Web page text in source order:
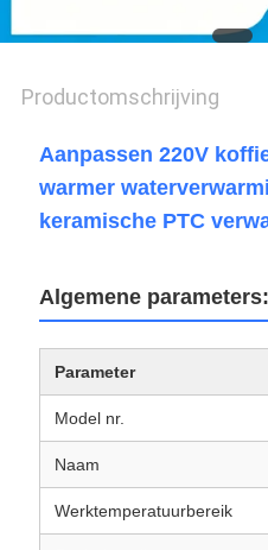
Productomschrijving
Aanpassen 220V
warmer
keramische PTC
Algemene parameters:
Parameter
Model nr.
Naam
Werktemperatuurbereik